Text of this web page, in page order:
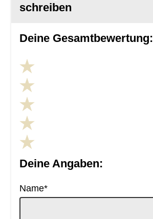
schreiben
Deine Gesamtbewertung:
Deine Angaben:
Pflichtfeld
Name*